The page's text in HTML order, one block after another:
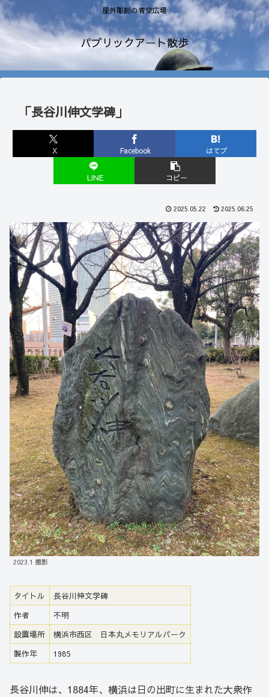
屋外彫刻の青空広場
パブリックアート散歩
「長谷川伸文学碑」
X Facebook はてブ
LINE コピー
2025.05.22 2025.06.25
2023.1 撮影
タイトル
長谷川伸文学碑
作者
不明
設置場所
横浜市西区 日本丸メモリアルパーク
製作年
1985
長谷川伸は、1884年、横浜は日の出町に生まれた大衆作